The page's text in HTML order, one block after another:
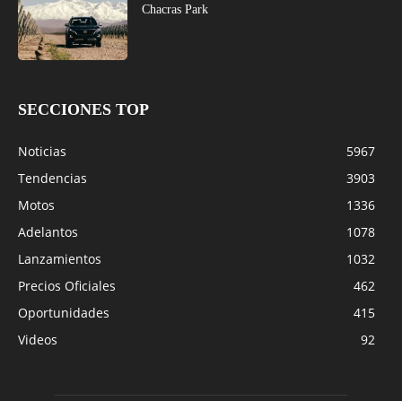
Chacras Park
SECCIONES TOP
Noticias
5967
Tendencias
3903
Motos
1336
Adelantos
1078
Lanzamientos
1032
Precios Oficiales
462
Oportunidades
415
Videos
92